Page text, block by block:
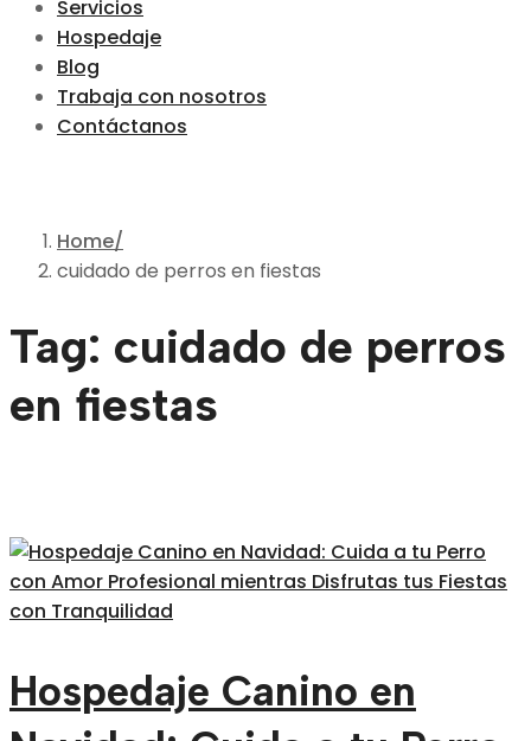
Servicios
Hospedaje
Blog
Trabaja con nosotros
Contáctanos
Home
cuidado de perros en fiestas
Tag: cuidado de perros
en fiestas
Hospedaje Canino en